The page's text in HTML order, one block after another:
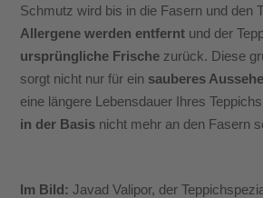
Schmutz wird bis in die Fasern und den
Allergene werden entfernt und der
ursprüngliche Frische zurück. Diese
sorgt nicht nur für ein sauberes
eine längere Lebensdauer Ihres
in der Basis nicht mehr an den Fasern
Im Bild: Javad Valipor, der